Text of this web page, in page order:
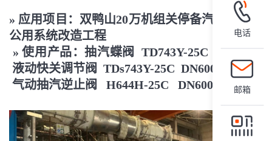
» 应用项目：双鸭山20万机组关停备汽源及热网
公用系统改造工程
»使用产品：抽汽蝶阀 TD743Y-25C DN1200
液动快关调节阀 TDs743Y-25C DN600
气动抽汽逆止阀 H644H-25C DN600 等
电话
邮箱